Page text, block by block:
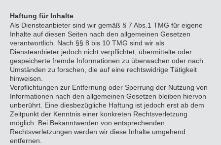
Haftung für Inhalte
Als Diensteanbieter sind wir gemäß § 7 Abs.1 TMG für eigene
Inhalte auf diesen Seiten nach den allgemeinen Gesetzen
verantwortlich. Nach §§ 8 bis 10 TMG sind wir als
Diensteanbieter jedoch nicht verpflichtet, übermittelte oder
gespeicherte fremde Informationen zu überwachen oder nach
Umständen zu forschen, die auf eine rechtswidrige Tätigkeit
hinweisen.
Verpflichtungen zur Entfernung oder Sperrung der Nutzung von
Informationen nach den allgemeinen Gesetzen bleiben hiervon
unberührt. Eine diesbezügliche Haftung ist jedoch erst ab dem
Zeitpunkt der Kenntnis einer konkreten Rechtsverletzung
möglich. Bei Bekanntwerden von entsprechenden
Rechtsverletzungen werden wir diese Inhalte umgehend
entfernen.